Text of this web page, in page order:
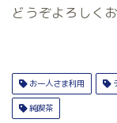
どうぞよろしく
お一人さま利用
純喫茶